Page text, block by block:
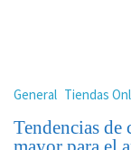
General Tiendas
Tendencias de